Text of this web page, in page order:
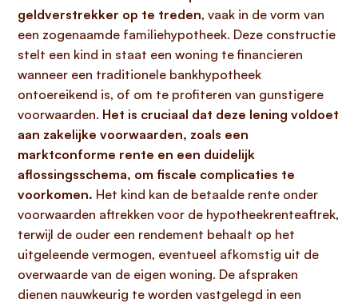
geldverstrekker op te treden, vaak in de vorm van
een zogenaamde familiehypotheek. Deze constructie
stelt een kind in staat een woning te financieren
wanneer een traditionele bankhypotheek
ontoereikend is, of om te profiteren van gunstigere
voorwaarden. Het is cruciaal dat deze lening voldoet
aan zakelijke voorwaarden, zoals een
marktconforme rente en een duidelijk
aflossingsschema, om fiscale complicaties te
voorkomen. Het kind kan de betaalde rente onder
voorwaarden aftrekken voor de hypotheekrenteaftrek,
terwijl de ouder een rendement behaalt op het
uitgeleende vermogen, eventueel afkomstig uit de
overwaarde van de eigen woning. De afspraken
dienen nauwkeurig te worden vastgelegd in een